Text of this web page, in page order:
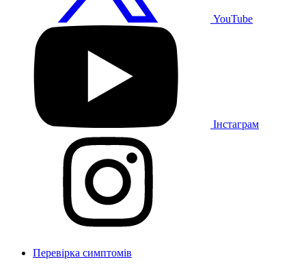
YouTube
Інстаграм
Перевірка симптомів